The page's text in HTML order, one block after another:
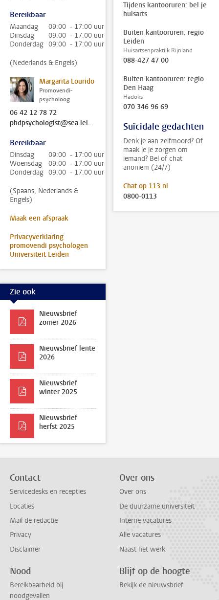
Bereikbaar
Maandag
09:00 - 17:00 uur
Dinsdag
09:00 - 17:00 uur
Donderdag 09:00 - 17:00 uur
(Nederlands & Engels)
Margarita Lourido
Promovendi-
psycholoog
06 42 12 78 72
phdpsychologist@sea.leidenuniv.nl
Bereikbaar
Dinsdag
09:00 - 17:00 uur
Woensdag
09:00 - 17:00 uur
Donderdag 09:00 - 17:00 uur
(Spaans, Nederlands &
Engels)
Maak een afspraak
Privacyverklaring
promovendi psychologen
Universiteit Leiden
Tijdens kantooruren: bel je
huisarts
Buiten kantooruren: regio
Leiden
Huisartsenpraktijk Rijnland
088-427 47 00
Buiten kantooruren: regio
Den Haag
Hadoks
070 346 96 69
Suïcidale gedachten
Denk je aan zelfmoord? Of
maak je je zorgen om
iemand? Bel of chat
anoniem (24/7)
Chat op 113.nl
0800-0113
Zie ook
Nieuwsbrief
zomer 2026
Nieuwsbrief lente
2026
Nieuwsbrief
winter 2025
Nieuwsbrief
herfst 2025
Contact
Servicedesks en recepties
Locaties
Mail de redactie
Privacy
Disclaimer
Over ons
Over ons
De duurzame universiteit
Interne vacatures
Alle vacatures
Naast het werk
Nood
Bereikbaarheid bij
noodgevallen
Blijf op de hoogte
Bekijk de nieuwsbrief